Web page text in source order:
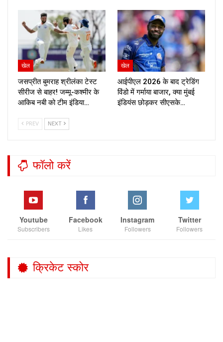
खेल
जसप्रीत बुमराह श्रीलंका टेस्ट
सीरीज से बाहर! जम्मू-कश्मीर के
आकिब नबी को टीम इंडिया…
खेल
आईपीएल 2026 के बाद ट्रेडिंग
विंडो में गर्माया बाजार, क्या मुंबई
इंडियंस छोड़कर सीएसके…
PREV NEXT
फॉलो करें
Youtube
Subscribers
Facebook
Likes
Instagram
Followers
Twitter
Followers
क्रिकेट स्कोर